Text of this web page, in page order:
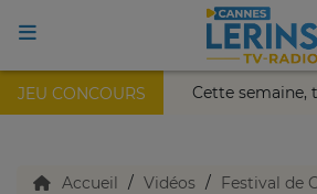
JEU CONCOURS
Nikaïa de Nice ! Cette
TV en direct
Accueil Vidéos Festival de